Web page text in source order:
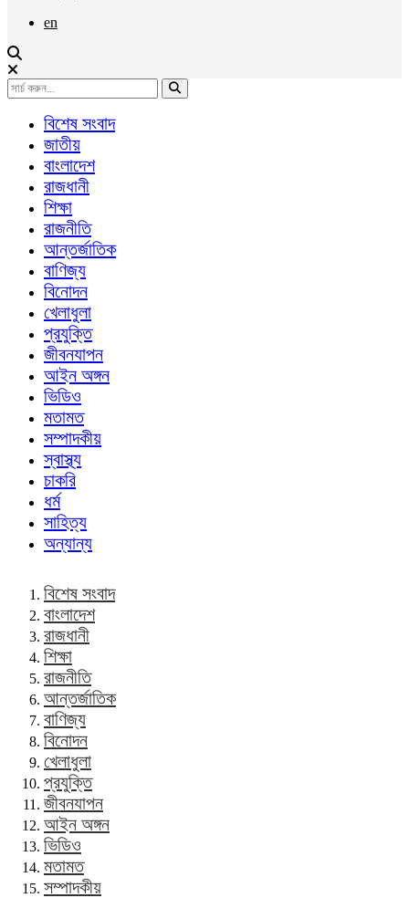
en
বিশেষ সংবাদ
জাতীয়
বাংলাদেশ
রাজধানী
শিক্ষা
রাজনীতি
আন্তর্জাতিক
বাণিজ্য
বিনোদন
খেলাধুলা
প্রযুক্তি
জীবনযাপন
আইন অঙ্গন
ভিডিও
মতামত
সম্পাদকীয়
স্বাস্থ্য
চাকরি
ধর্ম
সাহিত্য
অন্যান্য
বিশেষ সংবাদ
বাংলাদেশ
রাজধানী
শিক্ষা
রাজনীতি
আন্তর্জাতিক
বাণিজ্য
বিনোদন
খেলাধুলা
প্রযুক্তি
জীবনযাপন
আইন অঙ্গন
ভিডিও
মতামত
সম্পাদকীয়